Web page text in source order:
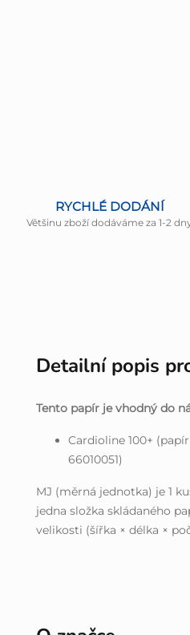
RYCHLÉ DODÁNÍ
Většinu zboží dodáváme za 1-2
Detailní popis
Tento papír je vhodný do
Cardioline 100+
66010051)
MJ (měrná jednotka) je 1
jedna složka skládaného
velikosti (šířka × délka ×